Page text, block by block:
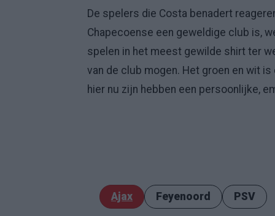
De spelers die Costa benadert
Chapecoense een geweldige club is,
spelen in het meest gewilde shirt ter
van de club mogen. Het groen en wit
hier nu zijn hebben een persoonlijke,
Ajax Feyenoord PSV